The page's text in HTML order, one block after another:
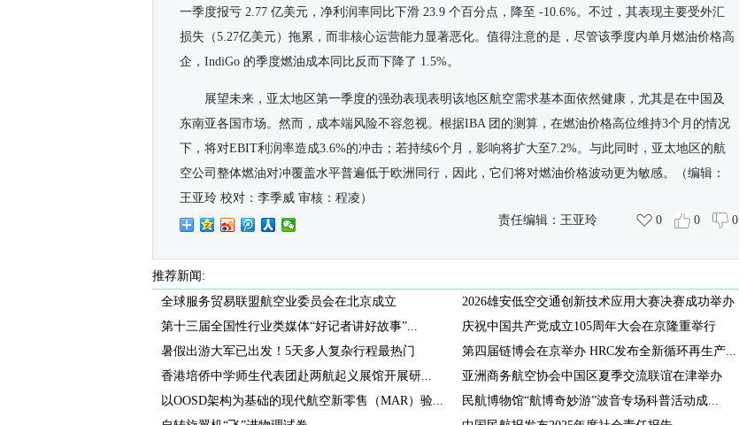
一季度报亏 2.77 亿美元，净利润率同比下滑 23.9 个百分点，降至 -10.6%。不过， 其表现主要受外汇
损失（5.27亿美元）拖累，而非核心运营能力显著恶化。值得注意的是，尽管该季度内单月燃油价格高
企，IndiGo 的季度燃油成本同比反而下降了 1.5%。
展望未来，亚太地区第一季度的强劲表现表明该地区航空需求基本面依然健康，尤其是在中国及
东南亚各国 市场。然而，成本端风险不容忽视。 根据IBA 团的测算，在燃油价格高位维持3个月的情况
下，将对EBIT利润率造成3.6%的冲击；若持续6个月，影响将扩大至7.2%。与此同时，亚太地区的航
空公司整体燃油对冲覆盖水平普遍低于欧洲同行， 因此，它们将对燃油价格波动更为敏感。
（编辑：
王亚玲 校对：李季威 审核：程凌）
责任编辑： 王亚玲 0 0 0
推荐新闻:
全球服务贸易联盟航空业委员会在北京成立
第十三届全国性行业类媒体“好记者讲好故事”...
暑假出游大军已出发！5天多人复杂行程最热门
香港培侨中学师生代表团赴两航起义展馆开展研...
以OOSD架构为基础的现代航空新零售（MAR）验...
2026雄安低空交通创新技术应用大赛决赛成功举办
庆祝中国共产党成立105周年大会在京隆重举行
第四届链博会在京举办 HRC发布全新循环再生产...
亚洲商务航空协会中国区夏季交流联谊在津举办
民航博物馆“航博奇妙游”波音专场科普活动成...